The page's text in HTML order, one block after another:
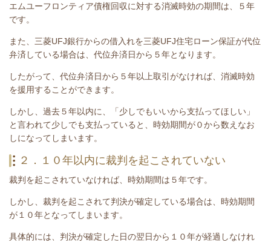
エムユーフロンティア債権回収に対する消滅時効の期間は、５年
です。
また、三菱UFJ銀行からの借入れを三菱UFJ住宅ローン保証が代位
弁済している場合は、代位弁済日から５年となります。
したがって、代位弁済日から５年以上取引がなければ、消滅時効
を援用することができます。
しかし、過去５年以内に、「少しでもいいから支払ってほしい」
と言われて少しでも支払っていると、時効期間が０から数えなお
しになってしまいます。
２．１０年以内に裁判を起こされていない
裁判を起こされていなければ、時効期間は５年です。
しかし、裁判を起こされて判決が確定している場合は、時効期間
が１０年となってしまいます。
具体的には、判決が確定した日の翌日から１０年が経過しなけれ